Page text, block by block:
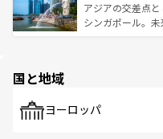
が待っている。
た文化、そして
ており、効率よ
うな絶景から文
アジアの交差点
シンガポール。
で、ホーカーズは
国と地域
ヨーロッパ